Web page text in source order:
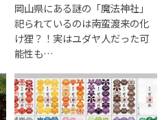
岡山県にある謎の「魔法神社」
祀られているのは南蛮渡来の化
け狸？！実はユダヤ人だった可
能性も…